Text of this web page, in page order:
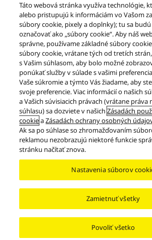
Zobraziť stránku
Tlačiť
Produkty Grand Class
Séria
SB-G90M2
Facebook X YouTube
Instagram
Podmienky používania
Ochrana
EU Data Act
Area/Country
Copyright © 2026 Panasonic Marketing Europe
Táto webová stránka využíva technológie,
alebo pristupujú k informáciám vo Vašom
súbory cookie, pixely a doplnky); tu sa
označovať ako „súbory cookie“. Aby náš
správne, používame základné súbory
súbory cookie, vrátane tých od tretích
s Vašim súhlasom, aby bolo možné
ponúkať služby v súlade s vašimi
Vaše súkromie a týmto Vás žiadame, aby
svoje preferencie. Viac informácií o našich
a Vašich súvisiacich právach (vrátane práva
súhlasu) sa dozviete v našichZásadách
cookieaZásadách ochrany osobných
Ak sa po súhlase so zhromažďovaním
reklamou nezobrazujú niektoré funkcie
stránku načítať znova.
Nastavenia súborov
Zamietnuť všetky
Povoliť všetko